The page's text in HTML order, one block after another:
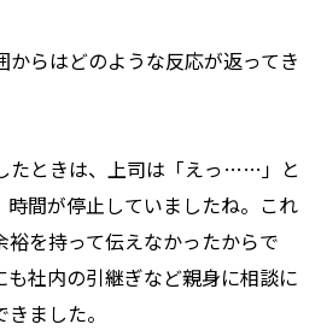
からはどのような反応が返ってき
たときは、上司は「えっ……」と
間が停止していましたね。これ
裕を持って伝えなかったからで
も社内の引継ぎなど親身に相談に
ました。